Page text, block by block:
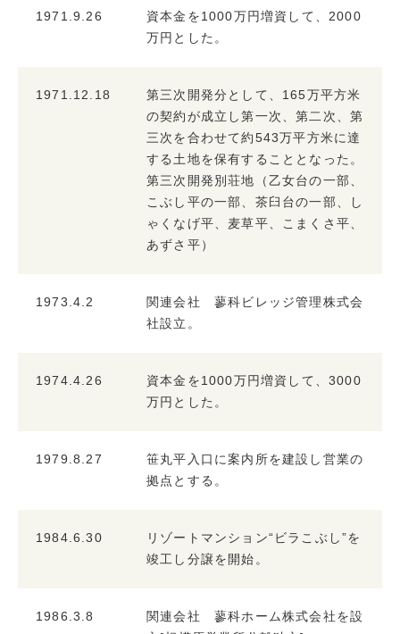
1971.9.26
資本金を1000万円増資して、2000
万円とした。
1971.12.18
第三次開発分として、165万平方米
の契約が成立し第一次、第二次、第
三次を合わせて約543万平方米に達
する土地を保有することとなった。
第三次開発別荘地（乙女台の一部、
こぶし平の一部、茶臼台の一部、し
ゃくなげ平、麦草平、こまくさ平、
あずさ平）
1973.4.2
関連会社 蓼科ビレッジ管理株式会
社設立。
1974.4.26
資本金を1000万円増資して、3000
万円とした。
1979.8.27
笹丸平入口に案内所を建設し営業の
拠点とする。
1984.6.30
リゾートマンション“ビラこぶし”を
竣工し分譲を開始。
1986.3.8
関連会社 蓼科ホーム株式会社を設